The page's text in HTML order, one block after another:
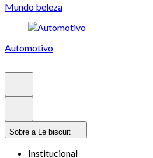
Mundo beleza
Automotivo
Sobre a Le biscuit
Institucional